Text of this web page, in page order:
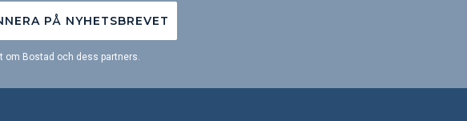
PÅ NYHETSBREVET
om Bostad och dess partners.